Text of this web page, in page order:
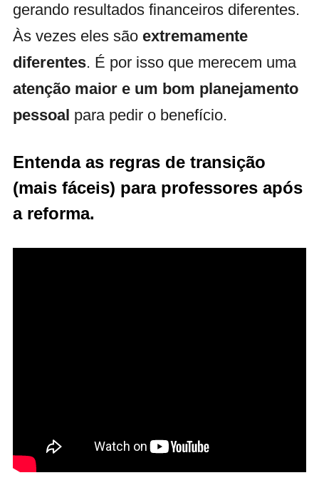
gerando resultados financeiros diferentes.
Às vezes eles são extremamente
diferentes. É por isso que merecem uma
atenção maior e um bom planejamento
pessoal para pedir o benefício.
Entenda as regras de transição
(mais fáceis) para professores após
a reforma.